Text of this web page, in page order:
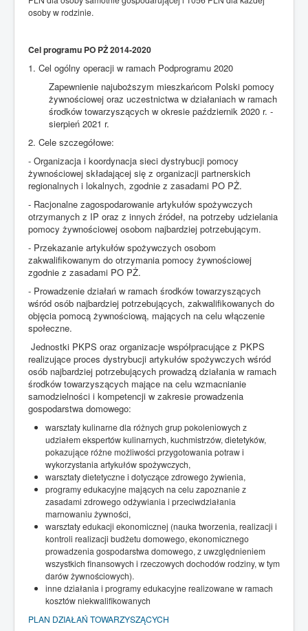
zachowań użytkowników, analiza tych statystyk jest anonimowa i
5. Serwis stosuje dwa zasadnicze rodzaje plików (cookies) - sesyjne i stałe.
Pliki sesyjne są tymczasowe, przechowuje się je do momentu opuszczenia
strony serwisu (poprzez wejście na inną stronę, wylogowanie lub wyłączenie
przeglądarki). Pliki stałe przechowywane są w urządzeniu końcowym
użytkownika do czasu ich usunięcia przez użytkownika lub przez czas
przeglądarki, aby zablokować obsługę plików (cookies) lub każdorazowo
uzyskiwać informacje o ich umieszczeniu w swoim urządzeniu. Inne dostępne
opcje można sprawdzić w ustawieniach swojej przeglądarki internetowej.
Należy pamiętać, że większość przeglądarek domyślnie jest ustawione na
akceptację zapisu plików (cookies)w urządzeniu końcowym.
7. Operator Serwisu informuje, że zmiany ustawień w przeglądarce
internetowej użytkownika mogą ograniczyć dostęp do niektórych funkcji strony
internetowej serwisu.
8. Pliki (cookies) z których korzysta serwis (zamieszczane w urządzeniu
końcowym użytkownika) mogą być udostępnione jego partnerom oraz
współpracującym z nim reklamodawcą.
9. Informacje dotyczące ustawień przeglądarek internetowych dostępne są w
jej menu (pomoc) lub na stronie jej producenta.
10. Bardziej szczegółowe informacje na temat plików (cookies) dostępne są
na stronie ciasteczka.org.p
osoby w rodzinie.
Cel programu PO PŻ 2014-2020
1. Cel ogólny operacji w ramach Podprogramu 2020
Zapewnienie najuboższym mieszkańcom Polski pomocy
żywnościowej oraz uczestnictwa w działaniach w ramach
środków towarzyszących w okresie październik 2020 r. -
sierpień 2021 r.
2. Cele szczegółowe:
- Organizacja i koordynacja sieci dystrybucji pomocy
żywnościowej składającej się z organizacji partnerskich
regionalnych i lokalnych, zgodnie z zasadami PO PŻ.
- Racjonalne zagospodarowanie artykułów spożywczych
otrzymanych z IP oraz z innych źródeł, na potrzeby udzielania
pomocy żywnościowej osobom najbardziej potrzebującym.
- Przekazanie artykułów spożywczych osobom
zakwalifikowanym do otrzymania pomocy żywnościowej
zgodnie z zasadami PO PŻ.
- Prowadzenie działań w ramach środków towarzyszących
wśród osób najbardziej potrzebujących, zakwalifikowanych do
objęcia pomocą żywnościową, mających na celu włączenie
społeczne.
Jednostki PKPS oraz organizacje współpracujące z PKPS
realizujące proces dystrybucji artykułów spożywczych wśród
osób najbardziej potrzebujących prowadzą działania w ramach
środków towarzyszących mające na celu wzmacnianie
samodzielności i kompetencji w zakresie prowadzenia
gospodarstwa domowego:
warsztaty kulinarne dla różnych grup pokoleniowych z
udziałem ekspertów kulinarnych, kuchmistrzów, dietetyków,
pokazujące różne możliwości przygotowania potraw i
wykorzystania artykułów spożywczych,
warsztaty dietetyczne i dotyczące zdrowego żywienia,
programy edukacyjne mających na celu zapoznanie z
zasadami zdrowego odżywiania i przeciwdziałania
marnowaniu żywności,
warsztaty edukacji ekonomicznej (nauka tworzenia, realizacji i
kontroli realizacji budżetu domowego, ekonomicznego
prowadzenia gospodarstwa domowego, z uwzględnieniem
wszystkich finansowych i rzeczowych dochodów rodziny, w tym
darów żywnościowych).
inne działania i programy edukacyjne realizowane w ramach
kosztów niekwalifikowanych
PLAN DZIAŁAŃ TOWARZYSZĄCYCH